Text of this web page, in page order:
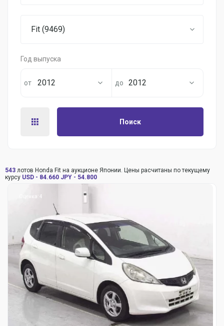
Fit (9469)
Год выпуска
2012 2012
Поиск
543 лотов Honda Fit на аукционе Японии. Цены расчитаны по текущему
курсу USD - 84.660 JPY - 54.800
Оценка: 4